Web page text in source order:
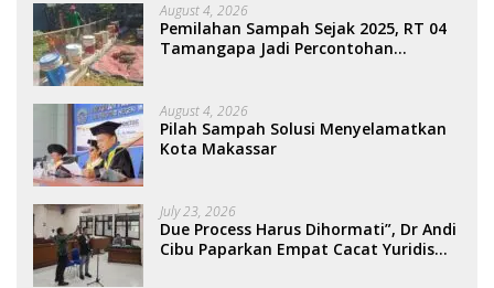
August 4, 2026
Pemilahan Sampah Sejak 2025, RT 04
Tamangapa Jadi Percontohan
August 4, 2026
Pilah Sampah Solusi Menyelamatkan
Kota Makassar
July 23, 2026
Due Process Harus Dihormati”, Dr Andi
Cibu Paparkan Empat Cacat Yuridis